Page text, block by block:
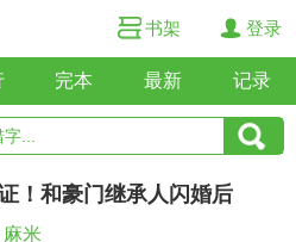
书架 登录
完本 最新 记录
！和豪门继承人闪婚后
麻米